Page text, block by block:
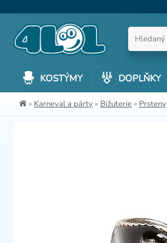
KOSTÝMY DOPLŇKY
» Karneval a párty» Bižuterie» Prsteny